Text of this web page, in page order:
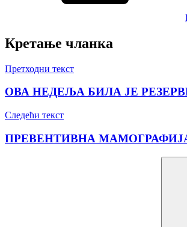
Кретање чланка
Претходни текст
ОВА НЕДЕЉА БИЛА ЈЕ
Следећи текст
ПРЕВЕНТИВНА